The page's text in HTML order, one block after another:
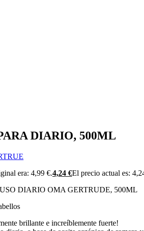
DIARIO, 500ML
era: 4,99 €.4,24 €El precio actual es:
DIARIO OMA GERTRUDE, 500ML
brillante e increíblemente fuerte!